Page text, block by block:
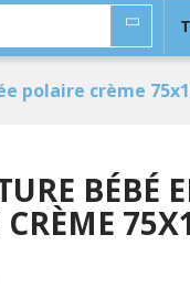
polaire crème
BÉBÉ